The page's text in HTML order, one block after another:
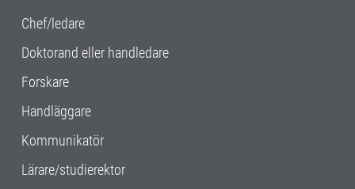
Chef/ledare
Doktorand eller handledare
Forskare
Handläggare
Kommunikatör
Lärare/studierektor